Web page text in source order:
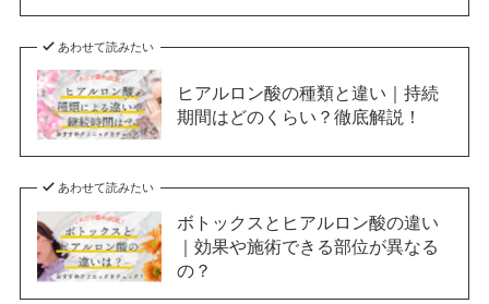
あわせて読みたい
ヒアルロン酸の種類と違い｜持続
期間はどのくらい？徹底解説！
あわせて読みたい
ボトックスとヒアルロン酸の違い
｜効果や施術できる部位が異なる
の？